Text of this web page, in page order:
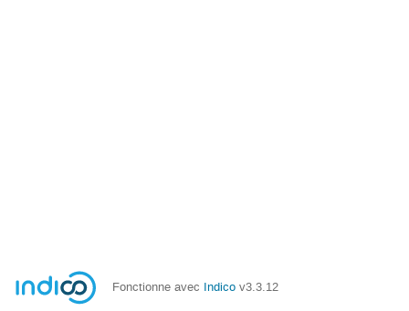
Fonctionne avec Indico v3.3.12